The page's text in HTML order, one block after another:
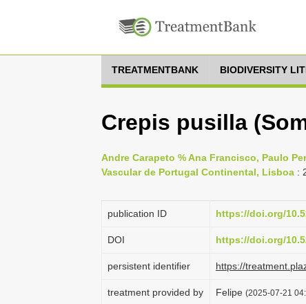
TREATMENTBANK BIODIVERSITY
Crepis pusilla
Andre Carapeto % Ana Francisco, Paulo
Vascular de Portugal Continental, Lisboa :
publication ID https://doi.org/
DOI https://doi.org/
persistent identifier https://
treatment provided by Felipe (2025-07-21